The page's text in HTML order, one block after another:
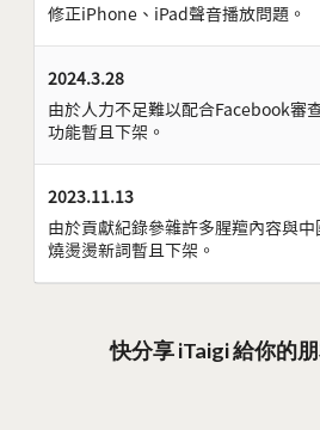
修正iPhone、iPad聲音播放問題。
2024.3.28
由於人力不足難以配合Facebook審
功能暫且下架。
2023.11.13
由於貢獻紀錄參雜許多腥羶內容與中
燒燙燙新詞暫且下架。
快分享 iTaigi 給你的